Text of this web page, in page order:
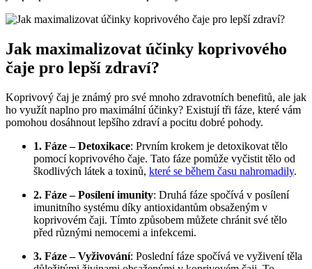
Jak maximalizovat účinky koprivového
čaje pro lepší zdraví?
Koprivový čaj je známý pro své mnoho zdravotních benefitů, ale jak
ho využít naplno pro maximální účinky? Existují tři fáze, které vám
pomohou dosáhnout lepšího zdraví a pocitu dobré pohody.
1. Fáze – Detoxikace: Prvním krokem je detoxikovat tělo
pomocí koprivového čaje. Tato fáze pomůže vyčistit tělo od
škodlivých látek a toxinů, které se během času nahromadily.
2. Fáze – Posílení imunity: Druhá fáze spočívá v posílení
imunitního systému díky antioxidantům obsaženým v
koprivovém čaji. Tímto způsobem můžete chránit své tělo
před různými nemocemi a infekcemi.
3. Fáze – Vyživování: Poslední fáze spočívá ve vyživení těla